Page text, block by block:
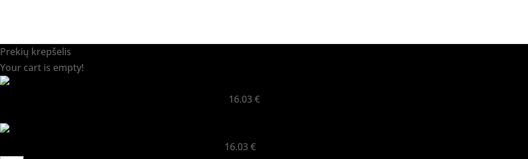
Prekių krepšelis
Your cart is empty!
16.03€
16.03€